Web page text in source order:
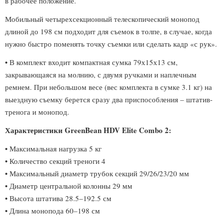
Мобильный четырехсекционный телескопический монопод
длиной до 198 см подходит для съемок в толпе, в случае, когда
нужно быстро поменять точку съемки или сделать кадр «с рук».
• В комплект входит компактная сумка 79х15х13 см,
закрывающаяся на молнию, с двумя ручками и наплечным
ремнем. При небольшом весе (вес комплекта в сумке 3.1 кг) на
выездную съемку берется сразу два приспособления – штатив-
тренога и монопод.
Характеристики GreenBean HDV Elite Combo 2:
• Максимальная нагрузка 5 кг
• Количество секций треноги 4
• Максимальный диаметр трубок секций 29/26/23/20 мм
• Диаметр центральной колонны 29 мм
• Высота штатива 28.5–192.5 см
• Длина монопода 60–198 см